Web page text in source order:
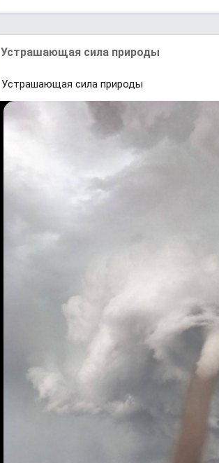
Устрашающая сила природы
Устрашающая сила природы